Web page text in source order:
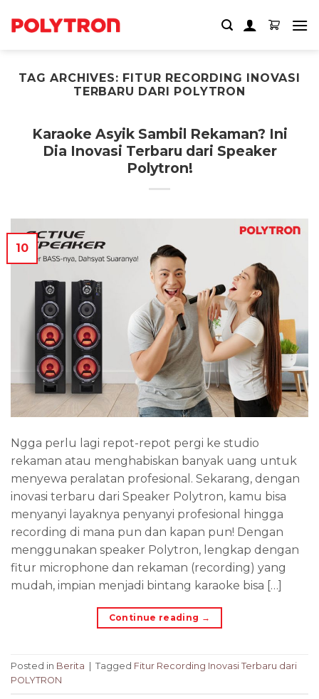
TAG ARCHIVES: FITUR RECORDING INOVASI
TERBARU DARI POLYTRON
Karaoke Asyik Sambil Rekaman? Ini
Dia Inovasi Terbaru dari Speaker
Polytron!
10
Ngga perlu lagi repot-repot pergi ke studio
rekaman atau menghabiskan banyak uang untuk
menyewa peralatan profesional. Sekarang, dengan
inovasi terbaru dari Speaker Polytron, kamu bisa
menyanyi layaknya penyanyi profesional hingga
recording di mana pun dan kapan pun! Dengan
menggunakan speaker Polytron, lengkap dengan
fitur microphone dan rekaman (recording) yang
mudah, impian menjadi bintang karaoke bisa […]
Continue reading →
Posted in Berita Tagged Fitur Recording Inovasi Terbaru dari
POLYTRON